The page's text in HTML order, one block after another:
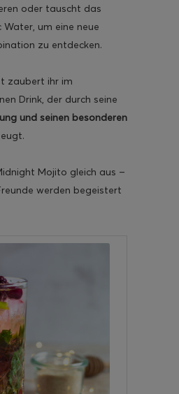
oder tauscht das
um eine neue
zu entdecken.
zaubert ihr im
Drink, der durch seine
und seinen besonderen
Mojito gleich aus –
werden begeistert